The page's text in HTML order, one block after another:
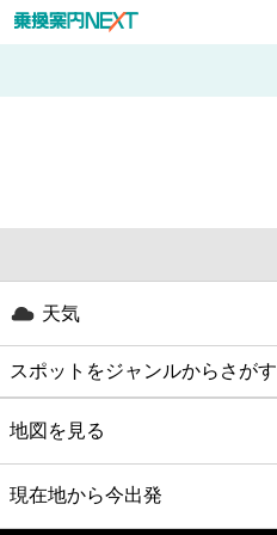
天気
スポットをジャンルからさがす
グルメ
映画
地図を見る
現在地から今出発